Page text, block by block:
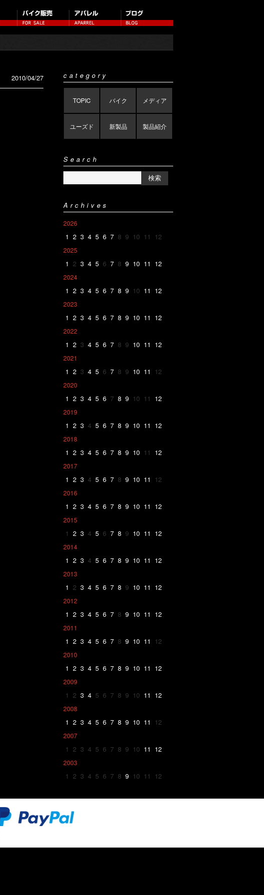
2010/04/27 category
TOPIC バイク メディア
ユーズド 新製品 製品紹介
Search
Archives
2026
1 2 3 4 5 6 7 8 9 10 11 12
2025
1 2 3 4 5 6 7 8 9 10 11 12
2024
1 2 3 4 5 6 7 8 9 10 11 12
2023
1 2 3 4 5 6 7 8 9 10 11 12
2022
1 2 3 4 5 6 7 8 9 10 11 12
2021
1 2 3 4 5 6 7 8 9 10 11 12
2020
1 2 3 4 5 6 7 8 9 10 11 12
2019
1 2 3 4 5 6 7 8 9 10 11 12
2018
1 2 3 4 5 6 7 8 9 10 11 12
2017
1 2 3 4 5 6 7 8 9 10 11 12
2016
1 2 3 4 5 6 7 8 9 10 11 12
2015
1 2 3 4 5 6 7 8 9 10 11 12
2014
1 2 3 4 5 6 7 8 9 10 11 12
2013
1 2 3 4 5 6 7 8 9 10 11 12
2012
1 2 3 4 5 6 7 8 9 10 11 12
2011
1 2 3 4 5 6 7 8 9 10 11 12
2010
1 2 3 4 5 6 7 8 9 10 11 12
2009
1 2 3 4 5 6 7 8 9 10 11 12
2008
1 2 3 4 5 6 7 8 9 10 11 12
2007
1 2 3 4 5 6 7 8 9 10 11 12
2003
1 2 3 4 5 6 7 8 9 10 11 12